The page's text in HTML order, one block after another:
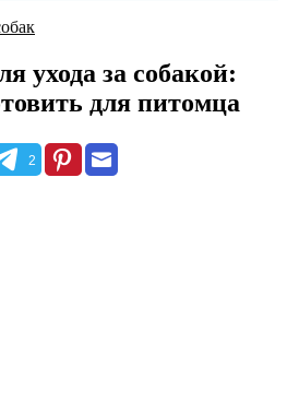
ухода за собакой:
для питомца
2